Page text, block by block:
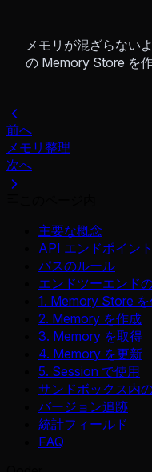
メモリが混ざらない
の Memory Store を
前へ
メモリ整理
次へ
主要な概念
API エンドポイント
パスのルール
エンドツーエンド
1. Memory Store
2. Memory を作成
3. Memory を取得
4. Memory を更新
5. Session で使用
サンドボックス内
バージョン追跡
統計フィールド
FAQ